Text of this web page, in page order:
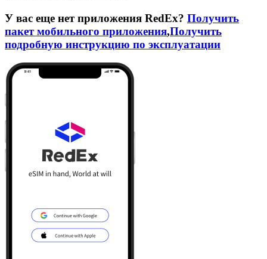
У вас еще нет приложения RedEx? Получить
пакет мобильного приложения,Получить
подробную инструкцию по эксплуатации